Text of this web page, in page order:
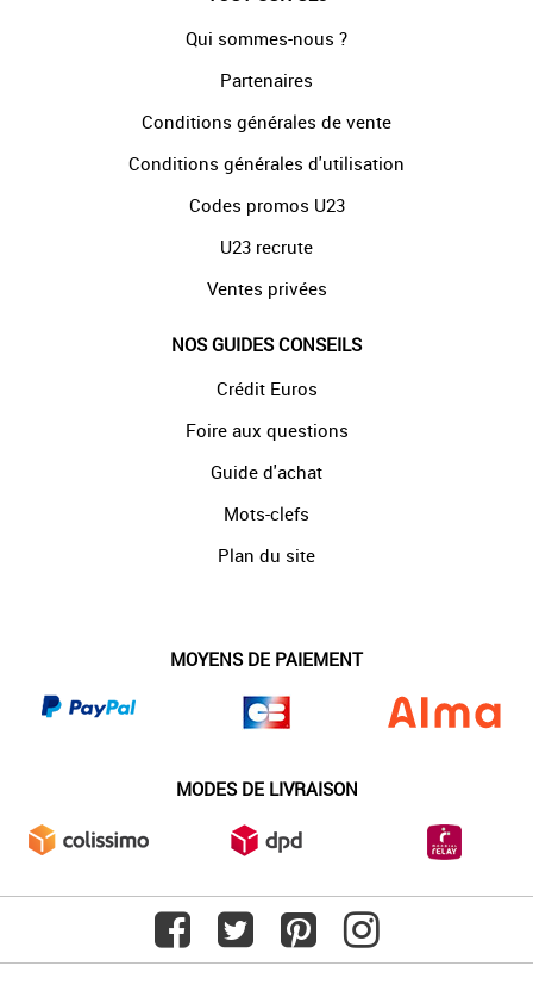
Qui sommes-nous ?
Partenaires
Conditions générales de vente
Conditions générales d'utilisation
Codes promos U23
U23 recrute
Ventes privées
NOS GUIDES CONSEILS
Crédit Euros
Foire aux questions
Guide d'achat
Mots-clefs
Plan du site
MOYENS DE PAIEMENT
MODES DE LIVRAISON